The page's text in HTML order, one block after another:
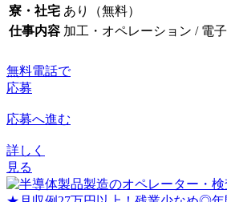
寮・社宅 あり（無料）
仕事内容 加工・オペレーション / 電
無料電話で
応募
応募へ進む
詳しく
見る